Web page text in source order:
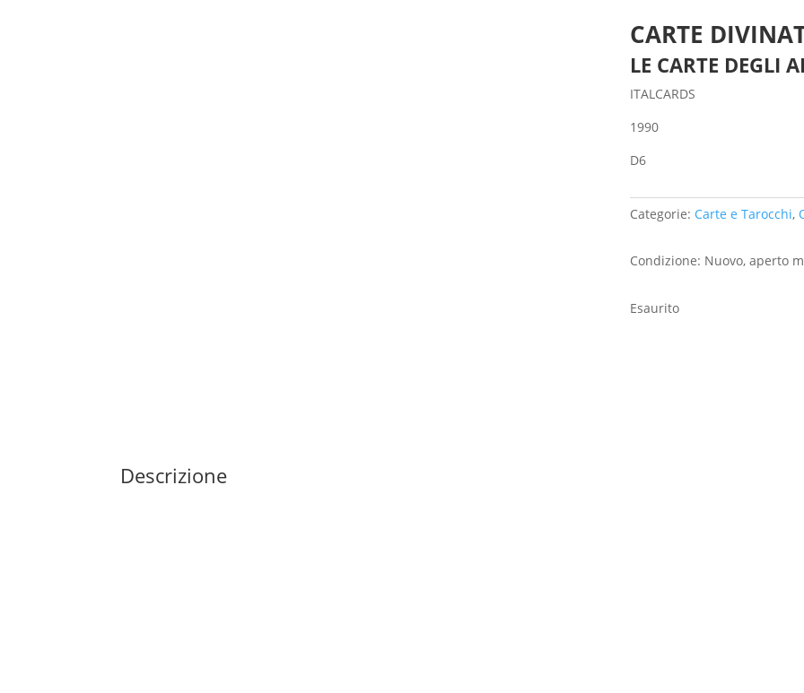
CARTE
LE CARTE DEGLI
ITALCARDS
1990
D6
Categorie: Carte e Tarocchi,
Condizione: Nuovo, aperto
Esaurito
Descrizione